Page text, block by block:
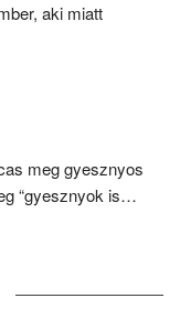
aki miatt
meg gyesznyos
“gyesznyok is…